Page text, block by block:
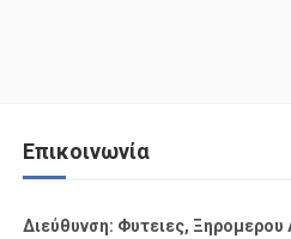
Επικοινωνία
Διεύθυνση: Φυτειες, Ξηρομερου